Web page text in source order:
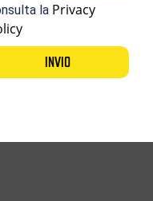
la Privacy
INVIO